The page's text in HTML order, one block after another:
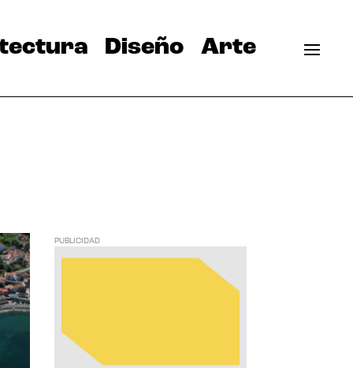
Diseño Arte
PUBLICIDAD